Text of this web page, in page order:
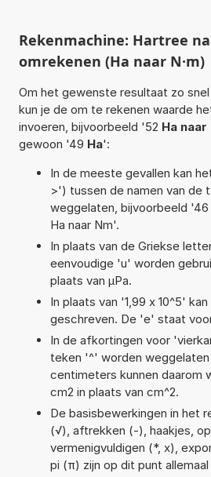
Rekenmachine: Hartree
omrekenen (Ha naar N·m)
Om het gewenste resultaat zo
kun je de om te rekenen waarde
invoeren, bijvoorbeeld '52 Ha naar
gewoon '49 Ha':
In de meeste gevallen kan
>') tussen de namen van de
weggelaten, bijvoorbeeld '46
Ha naar Nm'.
In plaats van de Griekse
eenvoudige 'u' worden
plaats van µPa.
In plaats van '1,99 x 10^5'
geschreven. De 'e' staat
In de afkortingen voor
teken '^' worden
centimeters kunnen daarom
cm2 in plaats van cm^2.
De basisbewerkingen in het
(√), aftrekken (-), haakjes,
vermenigvuldigen (*, x),
pi (π) zijn op dit punt